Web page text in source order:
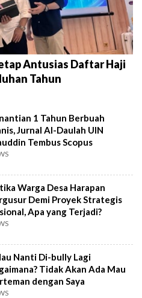
Antusias Daftar Haji
Tahun
1 Tahun Berbuah
Jurnal Al-Daulah UIN
Tembus Scopus
Warga Desa Harapan
Demi Proyek Strategis
Apa yang Terjadi?
Nanti Di-bully Lagi
Tidak Akan Ada Mau
dengan Saya